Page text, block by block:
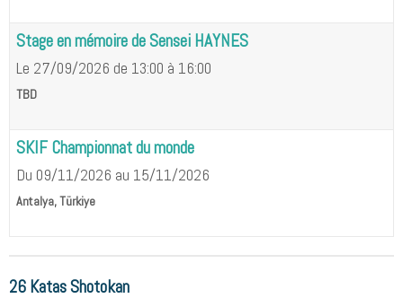
Stage en mémoire de Sensei HAYNES
Le 27/09/2026 de 13:00 à 16:00
TBD
SKIF Championnat du monde
Du 09/11/2026 au 15/11/2026
Antalya, Türkiye
26 Katas Shotokan